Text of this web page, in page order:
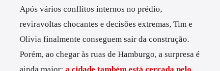
Após vários conflitos internos no prédio,
reviravoltas chocantes e decisões extremas, Tim e
Olivia finalmente conseguem sair da construção.
Porém, ao chegar às ruas de Hamburgo, a surpresa é